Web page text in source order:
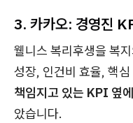
3. 카카오: 경영진
웰니스 복리후생을 복
성장, 인건비 효율, 핵
책임지고 있는 KPI 옆
았습니다.